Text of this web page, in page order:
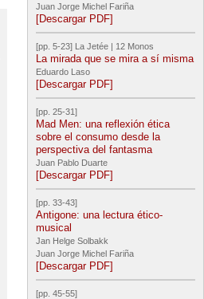
Juan Jorge Michel Fariña
[Descargar PDF]
[pp. 5-23] La Jetée | 12 Monos
La mirada que se mira a sí misma
Eduardo Laso
[Descargar PDF]
[pp. 25-31]
Mad Men: una reflexión ética
sobre el consumo desde la
perspectiva del fantasma
Juan Pablo Duarte
[Descargar PDF]
[pp. 33-43]
Antigone: una lectura ético-
musical
Jan Helge Solbakk
Juan Jorge Michel Fariña
[Descargar PDF]
[pp. 45-55]